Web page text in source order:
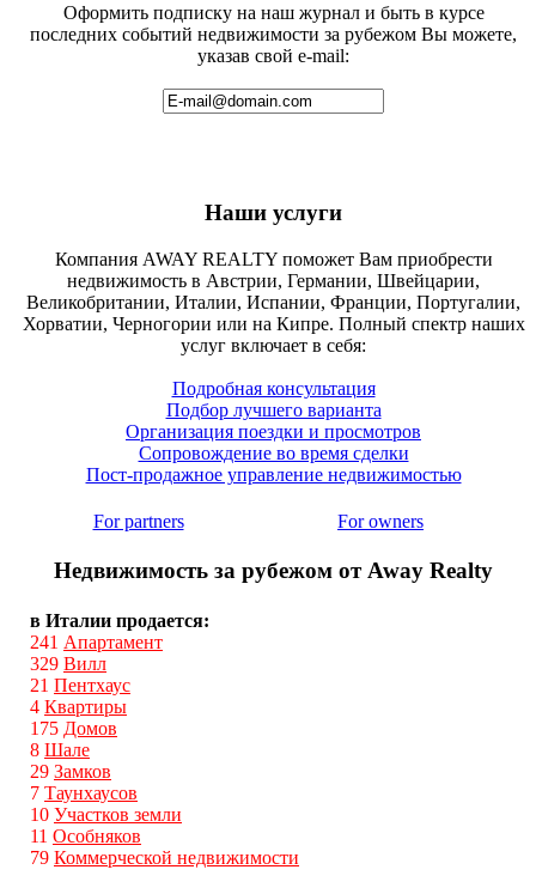
Оформить подписку на наш журнал и быть в курсе
последних событий недвижимости за рубежом Вы можете,
указав свой e-mail:
Наши услуги
Компания AWAY REALTY поможет Вам приобрести
недвижимость в Австрии, Германии, Швейцарии,
Великобритании, Италии, Испании, Франции, Португалии,
Хорватии, Черногории или на Кипре. Полный спектр наших
услуг включает в себя:
Подробная консультация
Подбор лучшего варианта
Организация поездки и просмотров
Сопровождение во время сделки
Пост-продажное управление недвижимостью
For partners For owners
Недвижимость за рубежом от Away Realty
в Италии продается:
241 Апартамент
329 Вилл
21 Пентхаус
4 Квартиры
175 Домов
8 Шале
29 Замков
7 Таунхаусов
10 Участков земли
11 Особняков
79 Коммерческой недвижимости